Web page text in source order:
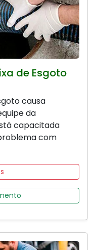
de Esgoto
causa
da
capacitada
com